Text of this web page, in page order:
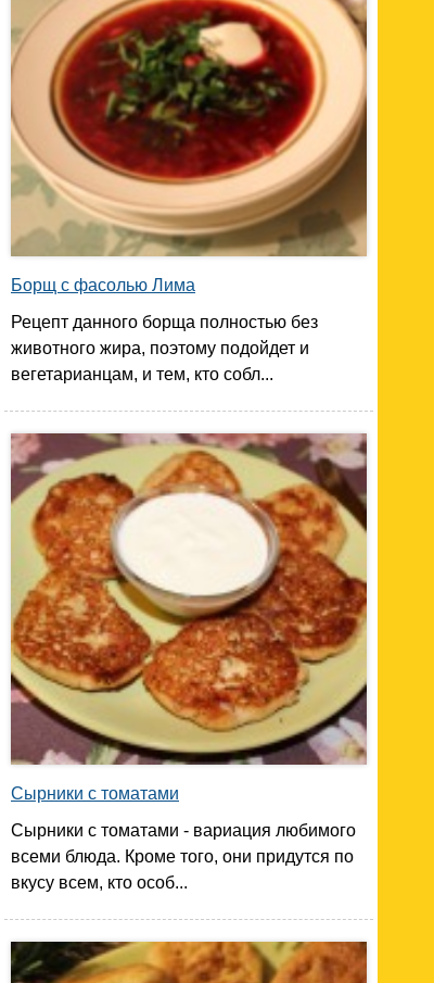
Борщ с фасолью Лима
Рецепт данного борща полностью без
животного жира, поэтому подойдет и
вегетарианцам, и тем, кто собл...
Сырники с томатами
Сырники с томатами - вариация любимого
всеми блюда. Кроме того, они придутся по
вкусу всем, кто особ...